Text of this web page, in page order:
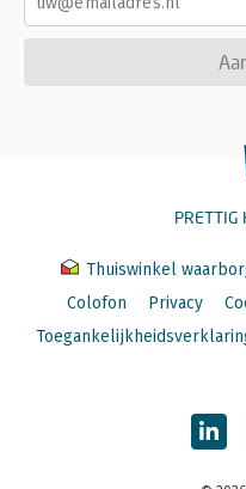
PRETTIG
Thuiswinkel
Colofon
Privacy